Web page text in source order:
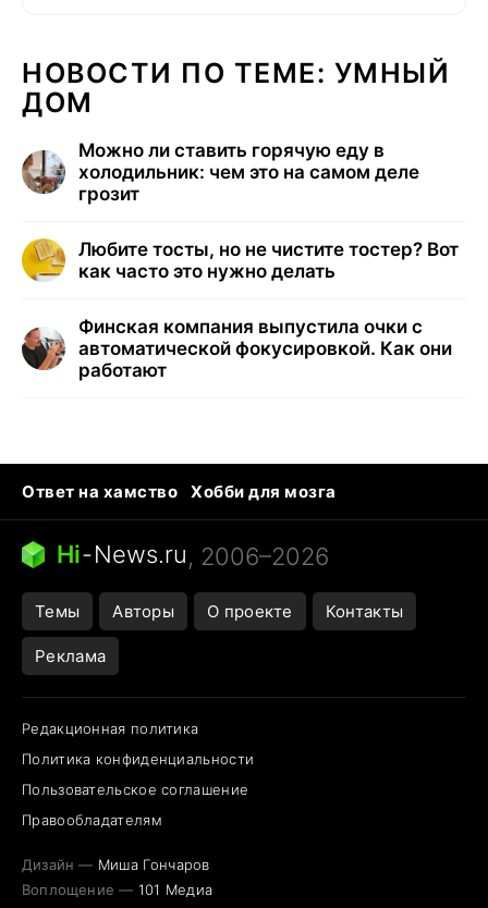
НОВОСТИ ПО ТЕМЕ: УМНЫЙ
ДОМ
Можно ли ставить горячую еду в
холодильник: чем это на самом деле
грозит
Любите тосты, но не чистите тостер? Вот
как часто это нужно делать
Финская компания выпустила очки с
автоматической фокусировкой. Как они
работают
Ответ на хамство
Хобби для мозга
Бензин 100 и 95
Тунцы в океанариуме
Следующая пандемия
Hi-News.ru, 2006–2026
Темы Авторы О проекте Контакты
Реклама
Редакционная политика
Политика конфиденциальности
Пользовательское соглашение
Правообладателям
Дизайн — Миша Гончаров
Воплощение — 101 Медиа